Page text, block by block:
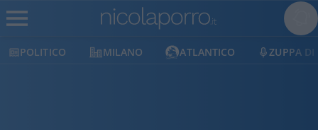
MILANO ATLANTICO ZUPPA DI PORRO